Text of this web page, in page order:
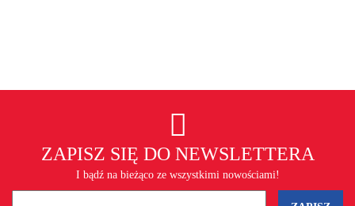
ZAPISZ SIĘ DO NEWSLETTERA
I bądź na bieżąco ze wszystkimi nowościami!